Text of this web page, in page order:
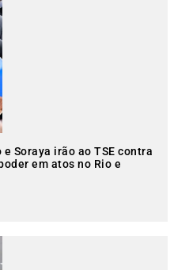
Soraya irão ao TSE contra
em atos no Rio e